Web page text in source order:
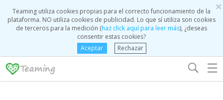
×
Teaming utiliza cookies propias para el correcto funcionamiento de la
plataforma. NO utiliza cookies de publicidad. Lo que sí utiliza son cookies
de terceros para la medición (haz click aquí para leer más), ¿deseas
consentir estas cookies?
Aceptar
Rechazar
☰